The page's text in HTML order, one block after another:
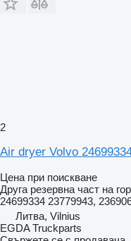
2
Air dryer Volvo
Цена при поискване
Друга резервна част на
24699334 23779943,
Литва, Vilnius
EGDA Truckparts